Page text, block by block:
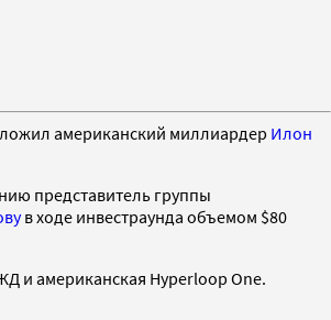
американский миллиардер Илон
представитель группы
в ходе инвестраунда объемом $80
и американская Hyperloop One.